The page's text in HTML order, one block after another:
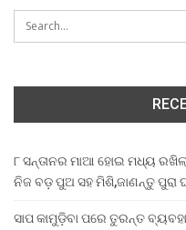
୮ ସନ୍ତାନର ମାଆ ହୋଇ ମଧ୍ୟ
ନିଜ ବଡ଼ ପୁଅ ସହ ମିଶି,ଜାଣନ୍ତୁ ପୁରା
ସାପ କାମୁଡ଼ିବା ପରେ ତୁରନ୍ତ